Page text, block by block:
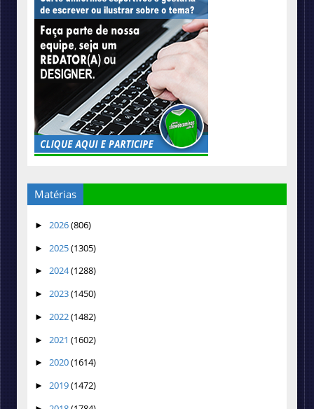
Matérias
► 2026(806)
► 2025(1305)
► 2024(1288)
► 2023(1450)
► 2022(1482)
► 2021 (1602)
► 2020(1614)
► 2019(1472)